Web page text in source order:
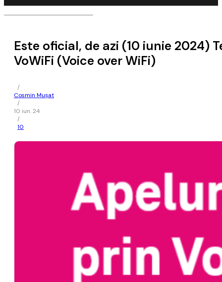
Este oficial, de azi (10 iunie 2024)
VoWiFi (Voice over WiFi)
/
Cosmin Mușat
/
10 iun. 24
/
10